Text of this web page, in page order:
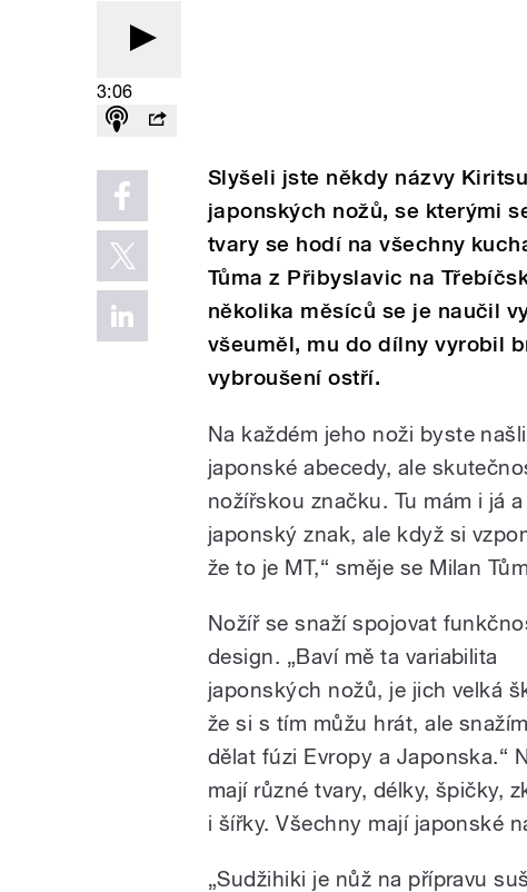
3:06
Slyšeli jste někdy názvy
japonských nožů, se kterými
tvary se hodí na všechny
Tůma z Přibyslavic na
několika měsíců se je naučil
všeuměl, mu do dílny vyrobil
vybroušení ostří.
Na každém jeho noži byste
japonské abecedy, ale
nožířskou značku. Tu mám i já
japonský znak, ale když si
že to je MT,“ směje se Milan
Nožíř se snaží spojovat
design. „Baví mě ta variabilita
japonských nožů, je jich velká
že si s tím můžu hrát, ale
dělat fúzi Evropy a Japonska.“
mají různé tvary, délky, špičky,
i šířky. Všechny mají japonské
„Sudžihiki je nůž na přípravu